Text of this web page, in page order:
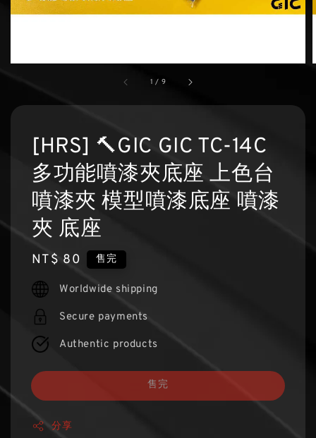
1 / 9
[HRS] 🔨GIC GIC TC-14C
多功能噴漆夾底座 上色台
噴漆夾 模型噴漆底座 噴漆
夾 底座
Regular
price
NT$ 80 售完
Worldwide shipping
Secure payments
Authentic products
售完
分享